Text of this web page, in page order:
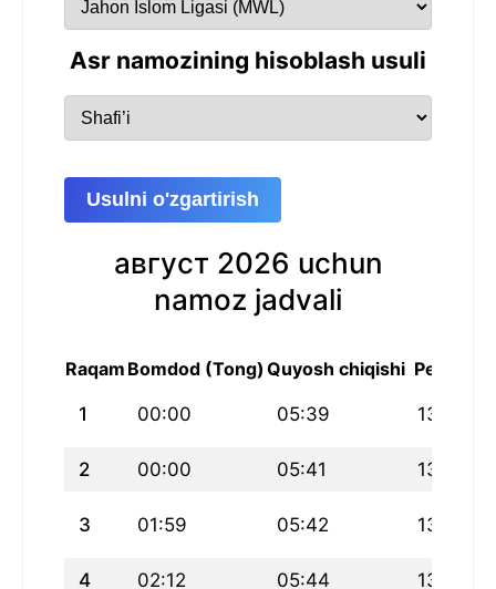
Asr namozining hisoblash usuli
Usulni o'zgartirish
август 2026 uchun
namoz jadvali
Raqam Bomdod (Tong) Quyosh chiqishi Peshin
1 00:00 05:39 13:33
2 00:00 05:41 13:33
3 01:59 05:42 13:33
4 02:12 05:44 13:33